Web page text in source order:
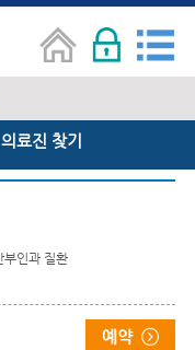
의료진 찾기
부인과 질환